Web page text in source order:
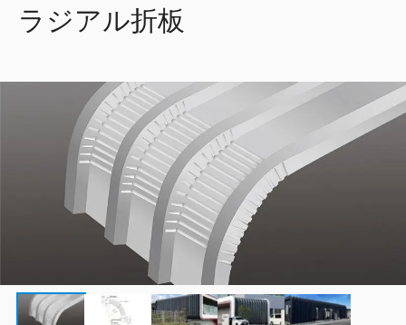
嵌合式縦葺
波板
改修用屋根
二重葺工法
吊り工法（吊工法）
縦葺（屋根材利用）
ラジアル折板